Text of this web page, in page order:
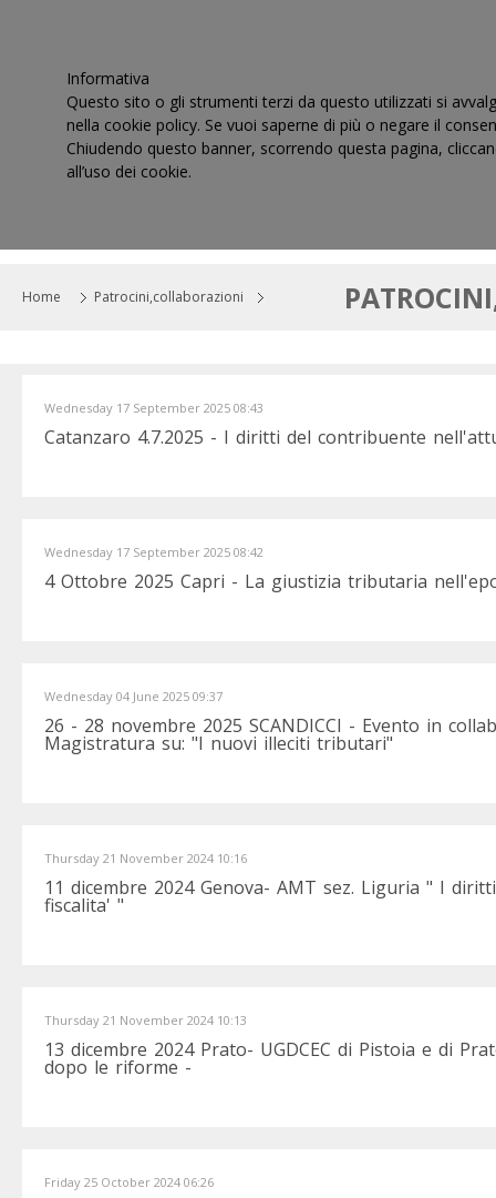
Home Patrocini,collaborazioni
Wednesday 17 September 2025 08:43
Catanzaro 4.7.2025 - I diritti del contribuente
Wednesday 17 September 2025 08:42
4 Ottobre 2025 Capri - La giustizia tributaria
Wednesday 04 June 2025 09:37
26 - 28 novembre 2025 SCANDICCI - Evento in
Magistratura su: "I nuovi illeciti tributari"
Thursday 21 November 2024 10:16
11 dicembre 2024 Genova- AMT sez. Liguria " I
fiscalita' "
Thursday 21 November 2024 10:13
13 dicembre 2024 Prato- UGDCEC di Pistoia e di
dopo le riforme -
Friday 25 October 2024 06:26
Informativa
Questo sito o gli strumenti terzi da questo utilizzati si
nella cookie policy. Se vuoi saperne di più o negare il
Chiudendo questo banner, scorrendo questa pagina,
all’uso dei cookie.